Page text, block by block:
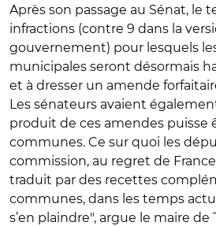
Après son passage au Sénat, le
infractions (contre 9 dans la
gouvernement) pour lesquels
municipales seront désormais
et à dresser un amende
Les sénateurs avaient
produit de ces amendes puisse
communes. Ce sur quoi les
commission, au regret de
traduit par des recettes
communes, dans les temps
s’en plaindre", argue le maire